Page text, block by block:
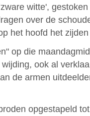
witte',
over de
het hoofd het
op die
ook al
de armen
opgestapeld